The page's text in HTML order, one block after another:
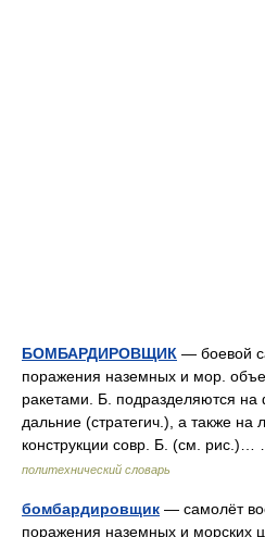
БОМБАРДИРОВЩИК — боевой
поражения наземных и мор.
ракетами. Б. подразделяются на
дальние (стратегич.), а также
конструкции совр. Б. (см.
политехнический словарь
бомбардировщик — самолёт
поражения наземных и морских